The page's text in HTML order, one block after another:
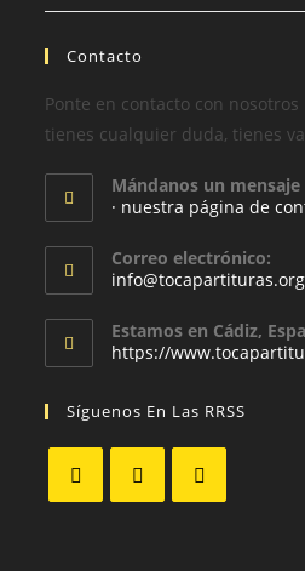
Contacto
Ponte en contacto con
tienes cualquier duda, tienes
Mándanos un mensaje
· nuestra página de
Correo electrónico:
info@tocapartituras.org
Estamos en Cádiz,
https://
Síguenos En Las RRSS